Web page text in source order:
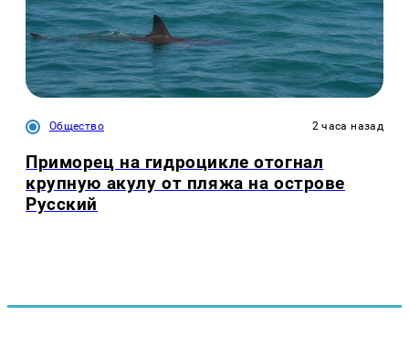
Общество 2 часа назад
Приморец на гидроцикле отогнал
крупную акулу от пляжа на острове
Русский